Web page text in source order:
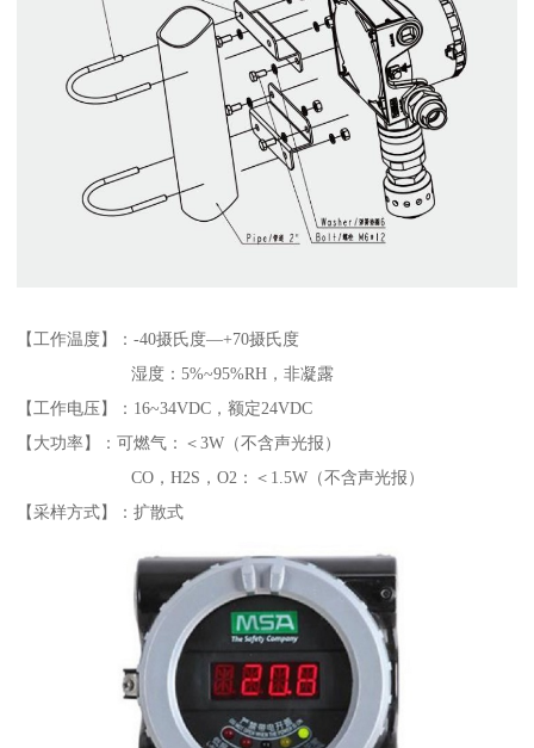
【工作温度】：-40摄氏度—+70摄氏度
湿度：5%~95%RH，非凝露
【工作电压】：16~34VDC，额定24VDC
【大功率】：可燃气：＜3W（不含声光报）
CO，H2S，O2：＜1.5W（不含声光报）
【采样方式】：扩散式